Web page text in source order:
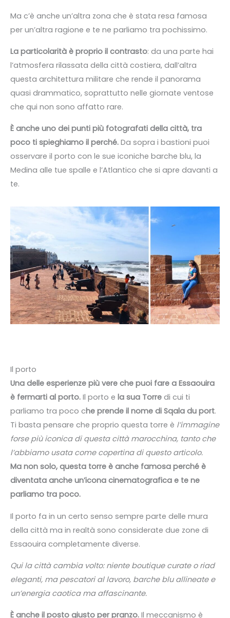
Ma c’è anche un’altra zona che è stata resa famosa
per un’altra ragione e te ne parliamo tra pochissimo.
La particolarità è proprio il contrasto: da una parte hai
l’atmosfera rilassata della città costiera, dall’altra
questa architettura militare che rende il panorama
quasi drammatico, soprattutto nelle giornate ventose
che qui non sono affatto rare.
È anche uno dei punti più fotografati della città, tra
poco ti spieghiamo il perché. Da sopra i bastioni puoi
osservare il porto con le sue iconiche barche blu, la
Medina alle tue spalle e l’Atlantico che si apre davanti a
te.
Il porto
Una delle esperienze più vere che puoi fare a Essaouira
è fermarti al porto. Il porto e la sua Torre di cui ti
parliamo tra poco che prende il nome di Sqala du port.
Ti basta pensare che proprio questa torre è l’immagine
forse più iconica di questa città marocchina, tanto che
l’abbiamo usata come copertina di questo articolo.
Ma non solo, questa torre è anche famosa perché è
diventata anche un’icona cinematografica e te ne
parliamo tra poco.
Il porto fa in un certo senso sempre parte delle mura
della città ma in realtà sono considerate due zone di
Essaouira completamente diverse.
Qui la città cambia volto: niente boutique curate o riad
eleganti, ma pescatori al lavoro, barche blu allineate e
un’energia caotica ma affascinante.
È anche il posto giusto per pranzo. Il meccanismo è